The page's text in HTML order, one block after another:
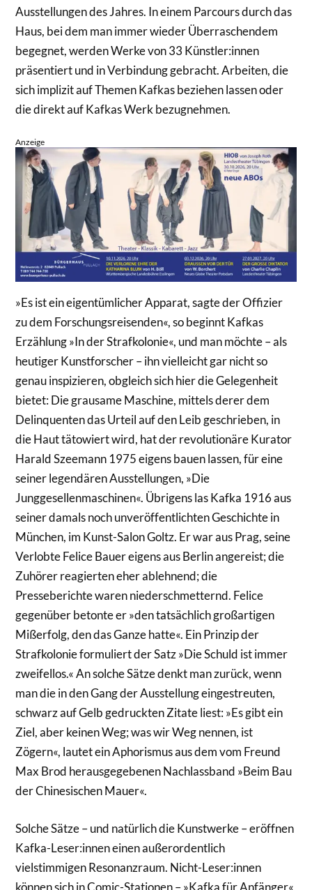
Ausstellungen des Jahres. In einem Parcours durch das
Haus, bei dem man immer wieder Überraschendem
begegnet, werden Werke von 33 Künstler:innen
präsentiert und in Verbindung gebracht. Arbeiten, die
sich implizit auf Themen Kafkas beziehen lassen oder
die direkt auf Kafkas Werk bezugnehmen.
Anzeige
»Es ist ein eigentümlicher Apparat, sagte der Offizier
zu dem Forschungsreisenden«, so beginnt Kafkas
Erzählung »In der Strafkolonie«, und man möchte – als
heutiger Kunstforscher – ihn vielleicht gar nicht so
genau inspizieren, obgleich sich hier die Gelegenheit
bietet: Die grausame Maschine, mittels derer dem
Delinquenten das Urteil auf den Leib geschrieben, in
die Haut tätowiert wird, hat der revolutionäre Kurator
Harald Szeemann 1975 eigens bauen lassen, für eine
seiner legendären Ausstellungen, »Die
Junggesellenmaschinen«. Übrigens las Kafka 1916 aus
seiner damals noch unveröffentlichten Geschichte in
München, im Kunst­-Salon Goltz. Er war aus Prag, seine
Verlobte Felice Bauer eigens aus Berlin angereist; die
Zuhörer reagierten eher ablehnend; die
Presseberichte waren niederschmetternd. Felice
gegenüber betonte er »den tatsächlich großartigen
Mißerfolg, den das Ganze hatte«. Ein Prinzip der
Strafkolonie formuliert der Satz »Die Schuld ist immer
zweifellos.« An solche Sätze denkt man zurück, wenn
man die in den Gang der Ausstellung eingestreuten,
schwarz auf Gelb gedruckten Zitate liest: »Es gibt ein
Ziel, aber keinen Weg; was wir Weg nennen, ist
Zögern«, lautet ein Aphorismus aus dem vom Freund
Max Brod herausgegebenen Nachlassband »Beim Bau
der Chinesischen Mauer«.
Solche Sätze – und natürlich die Kunstwerke – eröffnen
Kafka-­Leser:innen einen außerordentlich
vielstimmigen Resonanzraum. Nicht­-Leser:innen
können sich in Comic-Stationen – »Kafka für Anfänger«